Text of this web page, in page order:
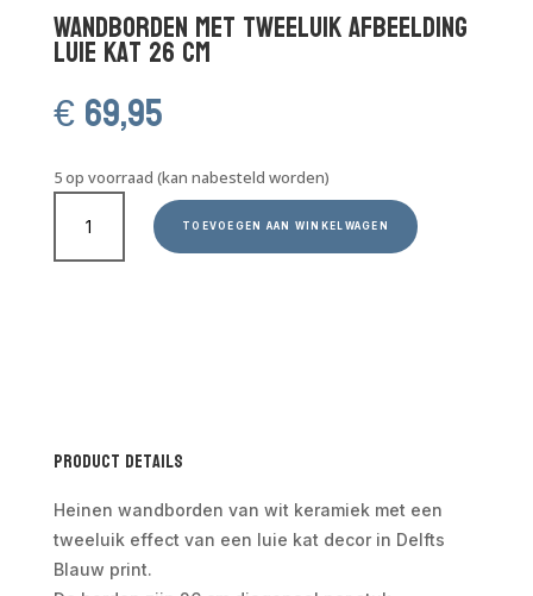
Wandborden met tweeluik afbeelding
luie kat 26 cm
€69,95
5 op voorraad (kan nabesteld worden)
Wandborden
tweeluik
TOEVOEGEN AAN WINKELWAGEN
Product Details
Heinen wandborden van wit keramiek met een
tweeluik effect van een luie kat decor in Delfts
Blauw print.